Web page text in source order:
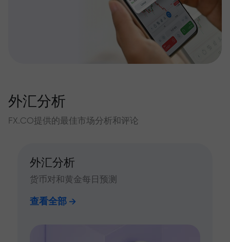
外汇分析
FX.CO提供的最佳市场分析和评论
外汇分析
货币对和黄金每日预测
查看全部